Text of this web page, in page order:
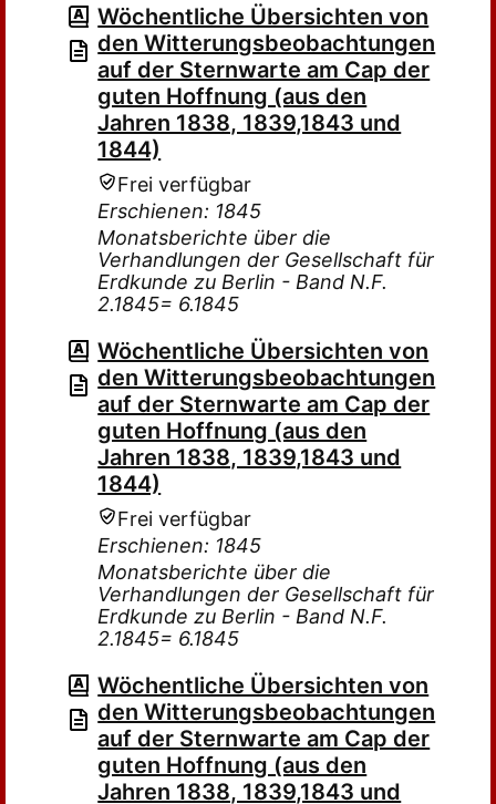
Wöchentliche Übersichten von
den Witterungsbeobachtungen
auf der Sternwarte am Cap der
guten Hoffnung (aus den
Jahren 1838, 1839,1843 und
1844)
Frei verfügbar
Erschienen: 1845
Monatsberichte über die
Verhandlungen der Gesellschaft für
Erdkunde zu Berlin - Band N.F.
2.1845= 6.1845
Wöchentliche Übersichten von
den Witterungsbeobachtungen
auf der Sternwarte am Cap der
guten Hoffnung (aus den
Jahren 1838, 1839,1843 und
1844)
Frei verfügbar
Erschienen: 1845
Monatsberichte über die
Verhandlungen der Gesellschaft für
Erdkunde zu Berlin - Band N.F.
2.1845= 6.1845
Wöchentliche Übersichten von
den Witterungsbeobachtungen
auf der Sternwarte am Cap der
guten Hoffnung (aus den
Jahren 1838, 1839,1843 und